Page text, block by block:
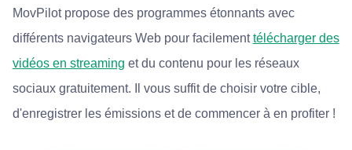
MovPilot propose des programmes étonnants avec
différents navigateurs Web pour facilementtélécharger des
vidéos en streaming et du contenu pour les réseaux
sociaux gratuitement. Il vous suffit de choisir votre cible,
d'enregistrer les émissions et de commencer à en profiter !